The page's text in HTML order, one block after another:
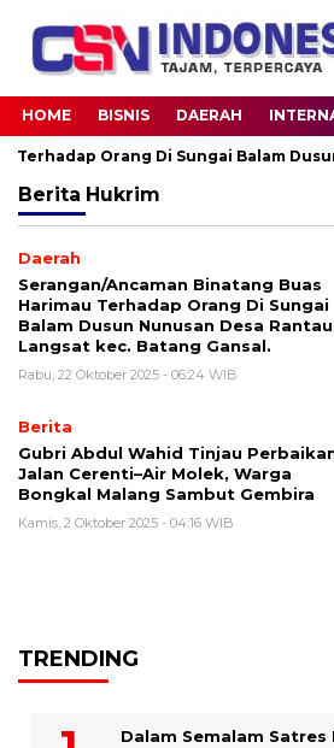
HOME BISNIS DAERAH
Orang Di Sungai Balam Dusun
Berita Hukrim
Daerah
Serangan/Ancaman Binatang Buas
Harimau Terhadap Orang Di Sungai
Balam Dusun Nunusan Desa Rantau
Langsat kec. Batang Gansal.
Rabu, 22 Oktober 2025 - 06:24 WIB
Berita
Gubri Abdul Wahid Tinjau
Jalan Cerenti–Air Molek, Warga
Bongkal Malang Sambut Gembira
Kamis, 2 Oktober 2025 - 04:16 WIB
TRENDING
Dalam Semalam